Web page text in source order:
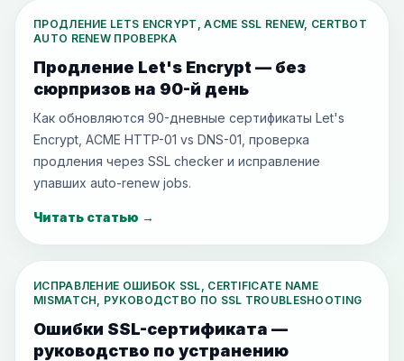
ПРОДЛЕНИЕ LETS ENCRYPT, ACME SSL RENEW, CERTBOT
AUTO RENEW ПРОВЕРКА
Продление Let's Encrypt — без
сюрпризов на 90-й день
Как обновляются 90-дневные сертификаты Let's
Encrypt, ACME HTTP-01 vs DNS-01, проверка
продления через SSL checker и исправление
упавших auto-renew jobs.
Читать статью →
ИСПРАВЛЕНИЕ ОШИБОК SSL, CERTIFICATE NAME
MISMATCH, РУКОВОДСТВО ПО SSL TROUBLESHOOTING
Ошибки SSL-сертификата —
руководство по устранению